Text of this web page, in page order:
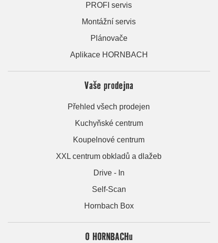
PROFI servis
Montážní servis
Plánovače
Aplikace HORNBACH
Vaše prodejna
Přehled všech prodejen
Kuchyňské centrum
Koupelnové centrum
XXL centrum obkladů a dlažeb
Drive - In
Self-Scan
Hornbach Box
O HORNBACHu